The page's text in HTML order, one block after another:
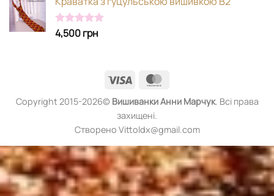
Оцінено в
з 5
4,500грн
Visa
Copyright 2015-2026© ВишиванкиАнни Марчук. Всі права
захищені.
Створено Vittoldx@gmail.com